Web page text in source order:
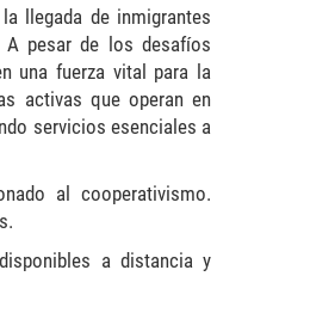
llegada de inmigrantes
A pesar de los desafíos
una fuerza vital para la
activas que operan en
servicios esenciales a
al cooperativismo.
a distancia y